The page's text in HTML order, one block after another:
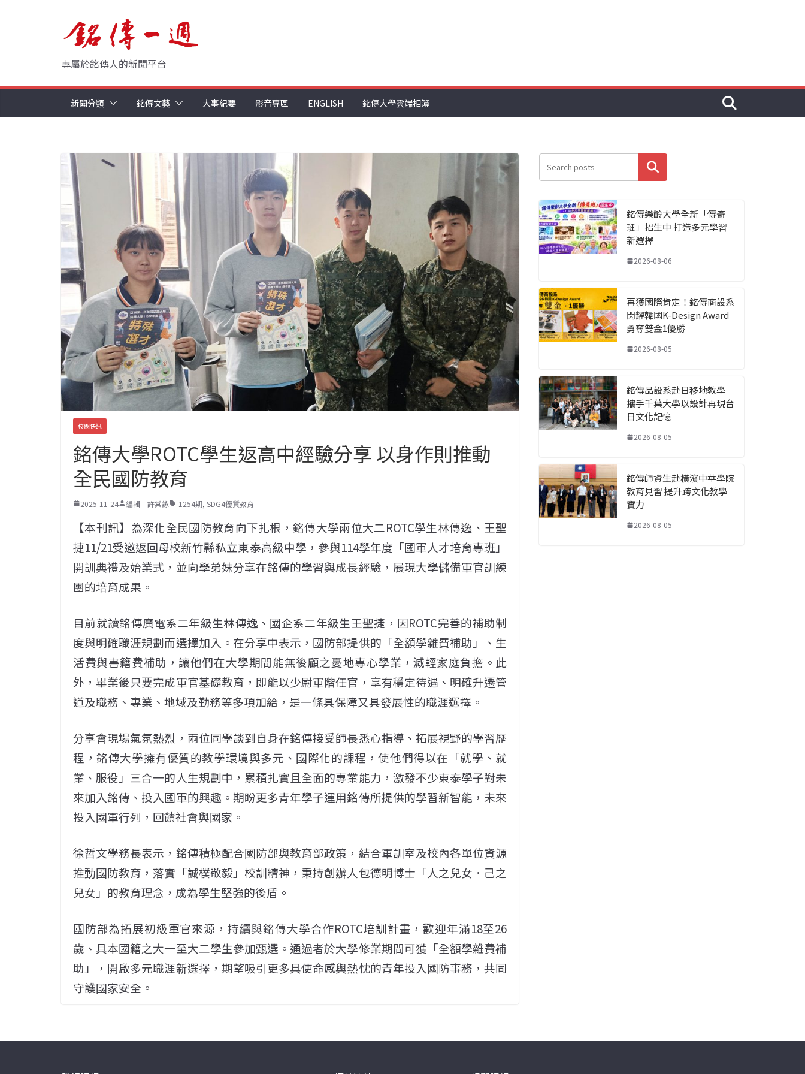
專屬於銘傳人的新聞平台
新聞分類 銘傳文藝 大事紀要 影音專區 ENGLISH 銘傳大學雲端相簿
校園快訊
銘傳大學ROTC學生返高中經驗分享 以身作則推動
全民國防教育
2025-11-24 編輯｜許棠詠 1254期, SDG4優質教育
【本刊訊】為深化全民國防教育向下扎根，銘傳大學兩位大二ROTC學生林傳逸、王聖
捷11/21受邀返回母校新竹縣私立東泰高級中學，參與114學年度「國軍人才培育專班」
開訓典禮及始業式，並向學弟妹分享在銘傳的學習與成長經驗，展現大學儲備軍官訓練
團的培育成果。
目前就讀銘傳廣電系二年級生林傳逸、國企系二年級生王聖捷，因ROTC完善的補助制
度與明確職涯規劃而選擇加入。在分享中表示，國防部提供的「全額學雜費補助」、生
活費與書籍費補助，讓他們在大學期間能無後顧之憂地專心學業，減輕家庭負擔。此
外，畢業後只要完成軍官基礎教育，即能以少尉軍階任官，享有穩定待遇、明確升遷管
道及職務、專業、地域及勤務等多項加給，是一條具保障又具發展性的職涯選擇。
分享會現場氣氛熱烈，兩位同學談到自身在銘傳接受師長悉心指導、拓展視野的學習歷
程，銘傳大學擁有優質的教學環境與多元、國際化的課程，使他們得以在「就學、就
業、服役」三合一的人生規劃中，累積扎實且全面的專業能力，激發不少東泰學子對未
來加入銘傳、投入國軍的興趣。期盼更多青年學子運用銘傳所提供的學習新智能，未來
投入國軍行列，回饋社會與國家。
徐哲文學務長表示，銘傳積極配合國防部與教育部政策，結合軍訓室及校內各單位資源
推動國防教育，落實「誠樸敬毅」校訓精神，秉持創辦人包德明博士「人之兒女．己之
兒女」的教育理念，成為學生堅強的後盾。
國防部為拓展初級軍官來源，持續與銘傳大學合作ROTC培訓計畫，歡迎年滿18至26
歲、具本國籍之大一至大二學生參加甄選。通過者於大學修業期間可獲「全額學雜費補
助」，開啟多元職涯新選擇，期望吸引更多具使命感與熱忱的青年投入國防事務，共同
守護國家安全。
搜尋
銘傳樂齡大學全新「傳奇
班」招生中 打造多元學習
新選擇
2026-08-06
再獲國際肯定！銘傳商設系
閃耀韓國K-Design Award
勇奪雙金1優勝
2026-08-05
銘傳品設系赴日移地教學
攜手千葉大學以設計再現台
日文化記憶
2026-08-05
銘傳師資生赴橫濱中華學院
教育見習 提升跨文化教學
實力
2026-08-05